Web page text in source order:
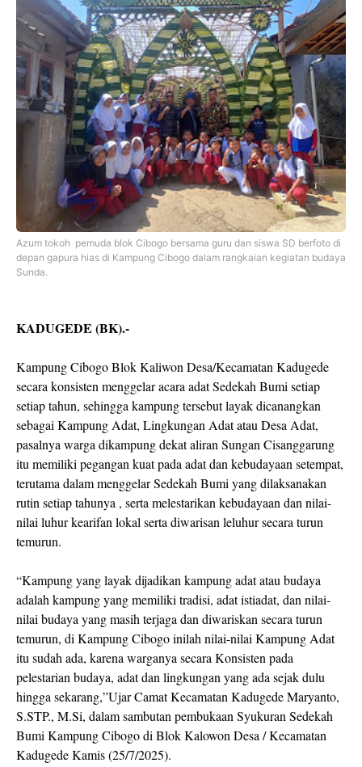
Azum tokoh pemuda blok Cibogo bersama guru dan siswa SD berfoto di
depan gapura hias di Kampung Cibogo dalam rangkaian kegiatan budaya
Sunda.
KADUGEDE (BK).-
Kampung Cibogo Blok Kaliwon Desa/Kecamatan Kadugede
secara konsisten menggelar acara adat Sedekah Bumi setiap
setiap tahun, sehingga kampung tersebut layak dicanangkan
sebagai Kampung Adat, Lingkungan Adat atau Desa Adat,
pasalnya warga dikampung dekat aliran Sungan Cisanggarung
itu memiliki pegangan kuat pada adat dan kebudayaan setempat,
terutama dalam menggelar Sedekah Bumi yang dilaksanakan
rutin setiap tahunya , serta melestarikan kebudayaan dan nilai-
nilai luhur kearifan lokal serta diwarisan leluhur secara turun
temurun.
“Kampung yang layak dijadikan kampung adat atau budaya
adalah kampung yang memiliki tradisi, adat istiadat, dan nilai-
nilai budaya yang masih terjaga dan diwariskan secara turun
temurun, di Kampung Cibogo inilah nilai-nilai Kampung Adat
itu sudah ada, karena warganya secara Konsisten pada
pelestarian budaya, adat dan lingkungan yang ada sejak dulu
hingga sekarang,”Ujar Camat Kecamatan Kadugede Maryanto,
S.STP., M.Si, dalam sambutan pembukaan Syukuran Sedekah
Bumi Kampung Cibogo di Blok Kalowon Desa / Kecamatan
Kadugede Kamis (25/7/2025).